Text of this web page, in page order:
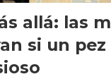
allá: las
si un